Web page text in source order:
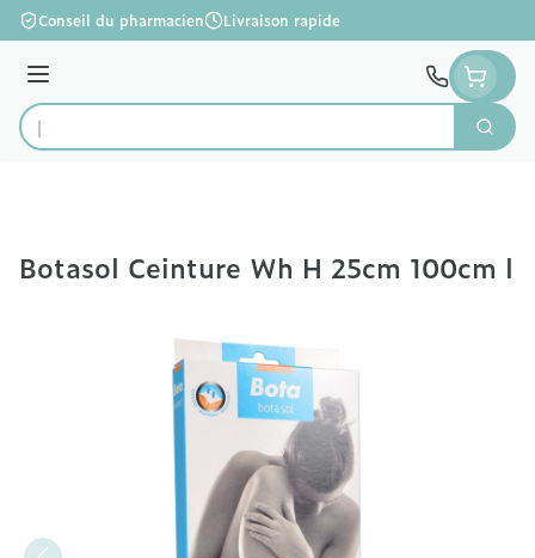
Aller au contenu
Conseil du pharmacien Livraison rapide
Menu
Rechercher
Botasol Ceinture Wh H 25cm 100cm l